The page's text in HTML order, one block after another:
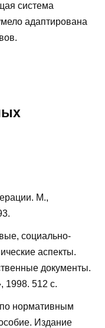
система
адаптирована
М.,
социально-
аспекты.
документы.
512 с.
нормативным
Издание